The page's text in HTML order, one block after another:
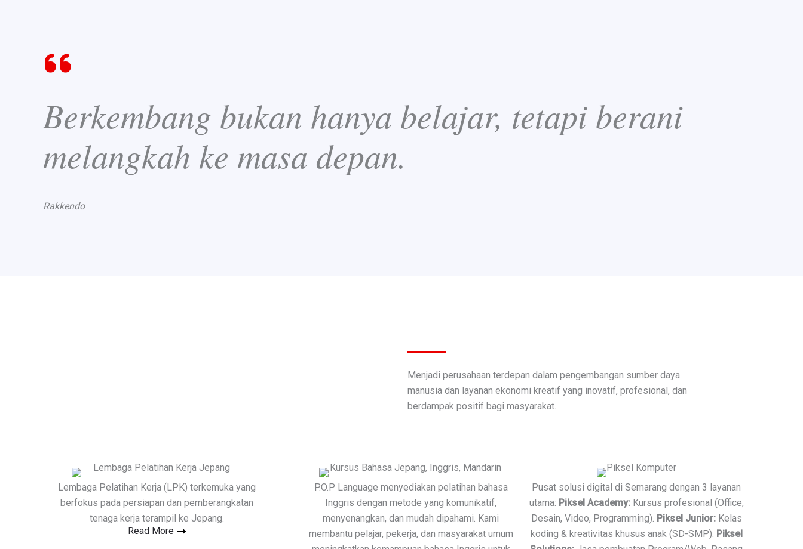
Berkembang bukan hanya belajar, tetapi berani
melangkah ke masa depan.
Rakkendo
Menjadi perusahaan terdepan dalam pengembangan sumber daya
manusia dan layanan ekonomi kreatif yang inovatif, profesional, dan
berdampak positif bagi masyarakat.
Lembaga Pelatihan Kerja (LPK) terkemuka yang
berfokus pada persiapan dan pemberangkatan
tenaga kerja terampil ke Jepang.
Read More
P.O.P Language menyediakan pelatihan bahasa
Inggris dengan metode yang komunikatif,
menyenangkan, dan mudah dipahami. Kami
membantu pelajar, pekerja, dan masyarakat umum
Pusat solusi digital di Semarang dengan 3 layanan
utama: Piksel Academy:Kursus profesional (Office,
Desain, Video, Programming). Piksel Junior:Kelas
koding & kreativitas khusus anak (SD-SMP). Piksel